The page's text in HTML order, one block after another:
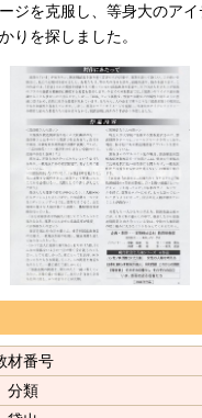
ジを克服し、等身大のア
りを探しました。
材番号
分類